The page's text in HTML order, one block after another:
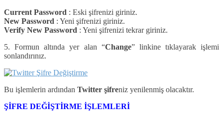
Current Password : Eski şifrenizi giriniz.
New Password : Yeni şifrenizi giriniz.
Verify New Password : Yeni şifrenizi tekrar giriniz.
5. Formun altında yer alan “Change” linkine tıklayarak işlemi
sonlandırınız.
Bu işlemlerin ardından Twitter şifreniz yenilenmiş olacaktır.
ŞİFRE DEĞİŞTİRME İŞLEMLERİ